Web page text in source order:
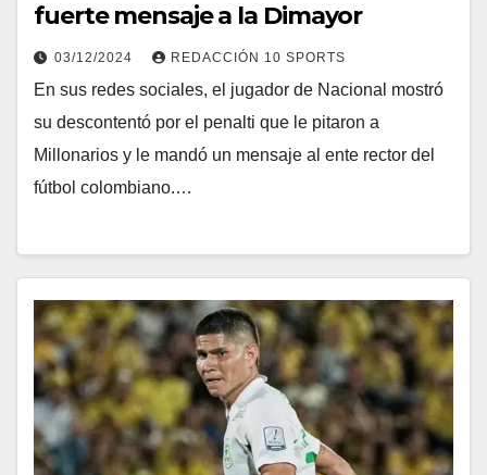
fuerte mensaje a la Dimayor
03/12/2024 REDACCIÓN 10 SPORTS
En sus redes sociales, el jugador de Nacional mostró
su descontentó por el penalti que le pitaron a
Millonarios y le mandó un mensaje al ente rector del
fútbol colombiano.…